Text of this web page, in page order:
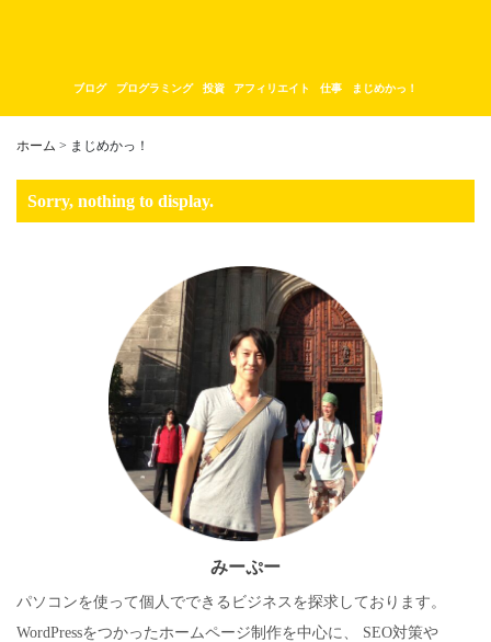
ブログ プログラミング 投資 アフィリエイト 仕事 まじめかっ！
ホーム > まじめかっ！
Sorry, nothing to display.
みーぷー
パソコンを使って個人でできるビジネスを探求しております。
WordPressをつかったホームページ制作を中心に、 SEO対策や